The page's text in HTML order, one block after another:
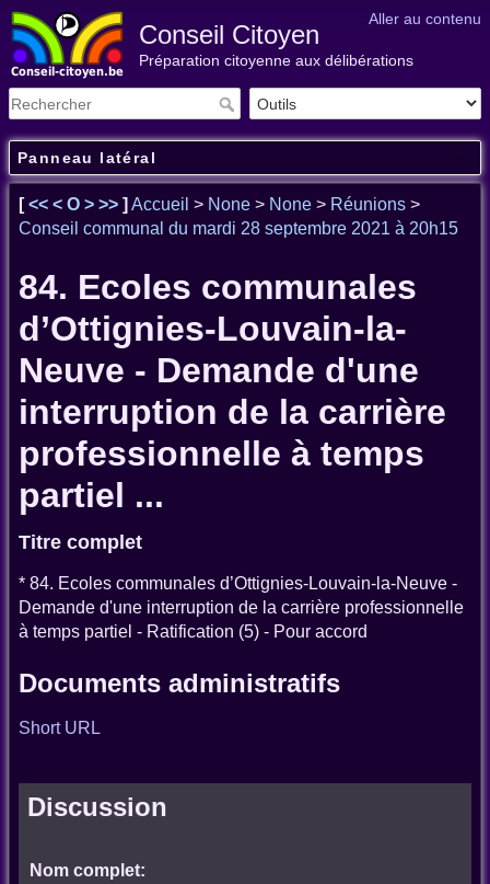
Aller au contenu
Conseil Citoyen
Préparation citoyenne aux délibérations
Panneau latéral
[<< < O > >> ] Accueil > None > None > Réunions >
Conseil communal du mardi 28 septembre 2021 à 20h15
84. Ecoles communales
d’Ottignies-Louvain-la-
Neuve - Demande d'une
interruption de la carrière
professionnelle à temps
partiel ...
Titre complet
* 84. Ecoles communales d’Ottignies-Louvain-la-Neuve -
Demande d'une interruption de la carrière professionnelle
à temps partiel - Ratification (5) - Pour accord
Documents administratifs
Short URL
Discussion
Nom complet: